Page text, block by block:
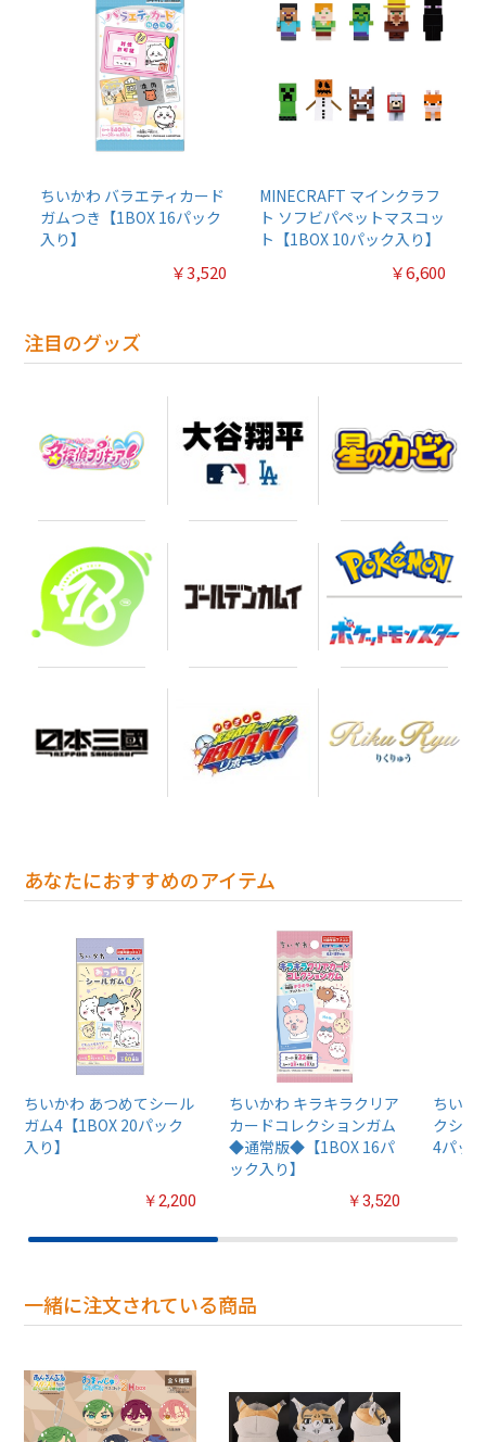
ちいかわ バラエティカード
ガムつき【1BOX 16パック
入り】
￥3,520
MINECRAFT マインクラフ
ト ソフビパペットマスコッ
ト【1BOX 10パック入り】
￥6,600
注目のグッズ
あなたにおすすめのアイテム
ちいかわ あつめてシール
ガム4【1BOX 20パック
入り】
￥2,200
ちいかわ キラキラクリア
カードコレクションガム
◆通常版◆【1BOX 16パ
ック入り】
￥3,520
ちいか
クショ
4パッ
一緒に注文されている商品